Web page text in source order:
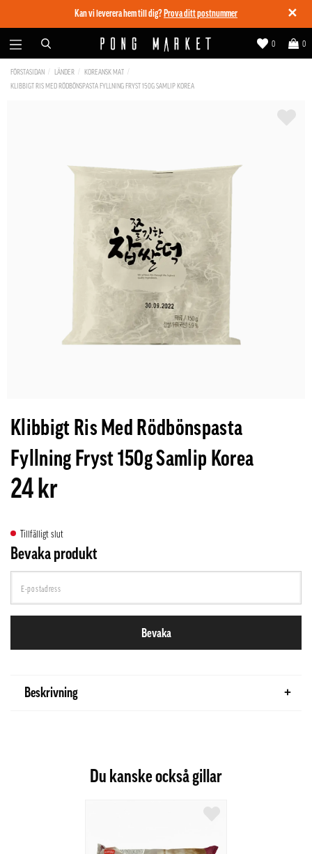
✕
Kan vi leverera hem till dig? Prova ditt postnummer
0
0
FÖRSTASIDAN LÄNDER
KOREANSK MAT
KLIBBIGT RIS MED RÖDBÖNSPASTA FYLLNING FRYST 150G SAMLIP KOREA
Klibbigt Ris Med Rödbönspasta
Fyllning Fryst 150g Samlip Korea
24 kr
Tillfälligt slut
Bevaka produkt
Bevaka
Beskrivning
Du kanske också gillar